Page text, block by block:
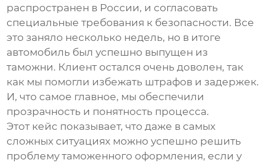
распространен в России, и согласовать
специальные требования к безопасности. Все
это заняло несколько недель, но в итоге
автомобиль был успешно выпущен из
таможни. Клиент остался очень доволен, так
как мы помогли избежать штрафов и задержек.
И, что самое главное, мы обеспечили
прозрачность и понятность процесса.
Этот кейс показывает, что даже в самых
сложных ситуациях можно успешно решить
проблему таможенного оформления, если у